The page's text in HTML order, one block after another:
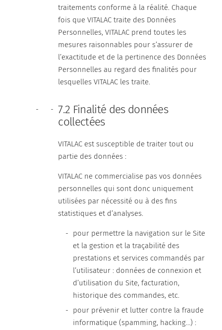
traitements conforme à la réalité. Chaque
fois que VITALAC traite des Données
Personnelles, VITALAC prend toutes les
mesures raisonnables pour s’assurer de
l’exactitude et de la pertinence des Données
Personnelles au regard des finalités pour
lesquelles VITALAC les traite.
7.2 Finalité des données
collectées
VITALAC est susceptible de traiter tout ou
partie des données :
VITALAC ne commercialise pas vos données
personnelles qui sont donc uniquement
utilisées par nécessité ou à des fins
statistiques et d’analyses.
pour permettre la navigation sur le Site
et la gestion et la traçabilité des
prestations et services commandés par
l’utilisateur : données de connexion et
d’utilisation du Site, facturation,
historique des commandes, etc.
pour prévenir et lutter contre la fraude
informatique (spamming, hacking…) :